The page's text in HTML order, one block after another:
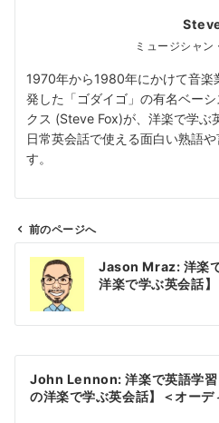
ミュージシャン
1970年から1980年にかけて音楽
発した「ゴダイゴ」の有名ベー
クス (Steve Fox)が、洋楽で学ぶ
日常英会話で使える面白い熟語
す。
前のページへ
Jason Mraz: 洋楽
洋楽で学ぶ英会話
John Lennon: 洋楽で英語学
の洋楽で学ぶ英会話】＜オーデ